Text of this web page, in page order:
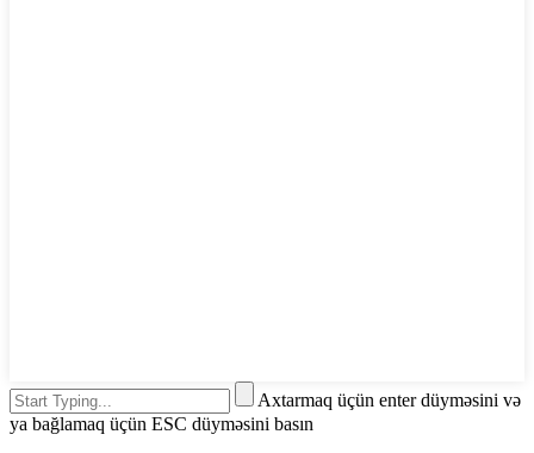
Axtarmaq üçün enter düyməsini və
ya bağlamaq üçün ESC düyməsini basın